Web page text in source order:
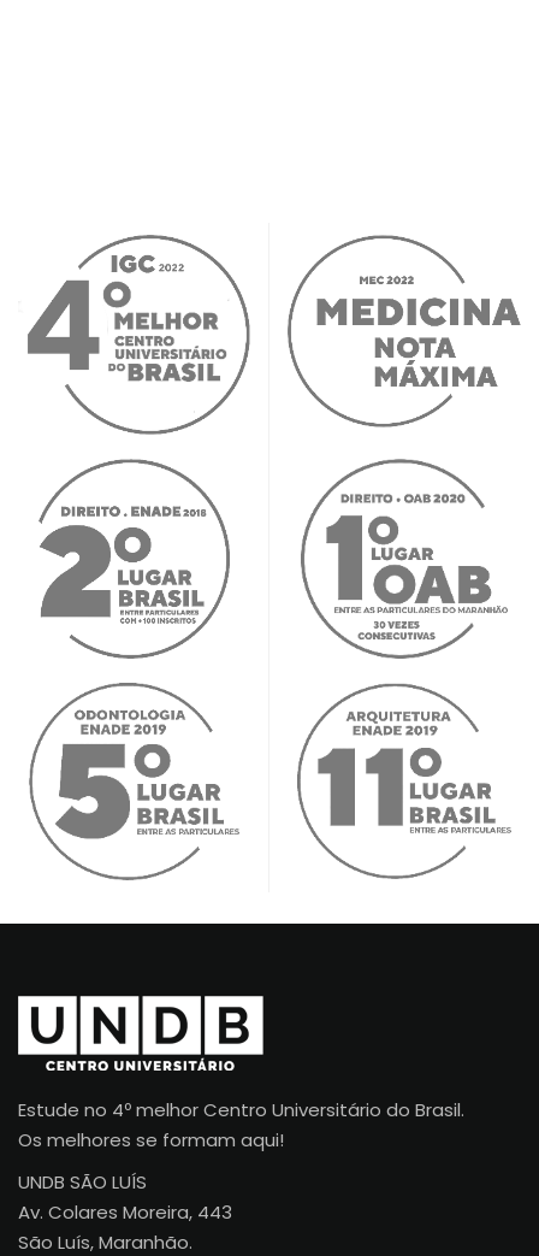
Estude no 4º melhor Centro Universitário do Brasil.
Os melhores se formam aqui!
UNDB SÃO LUÍS
Av. Colares Moreira, 443
São Luís, Maranhão.